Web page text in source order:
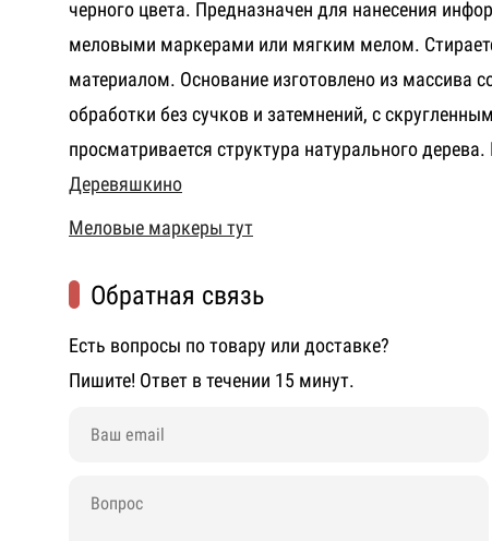
черного цвета. Предназначен для нанесения
меловыми маркерами или мягким мелом.
материалом. Основание изготовлено из массива
обработки без сучков и затемнений, с
просматривается структура натурального
Деревяшкино
Меловые маркеры тут
Обратная связь
Есть вопросы по товару или доставке?
Пишите! Ответ в течении 15 минут.